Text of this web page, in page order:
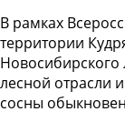
В рамках
территории
Новосибирского
лесной отрасли
сосны